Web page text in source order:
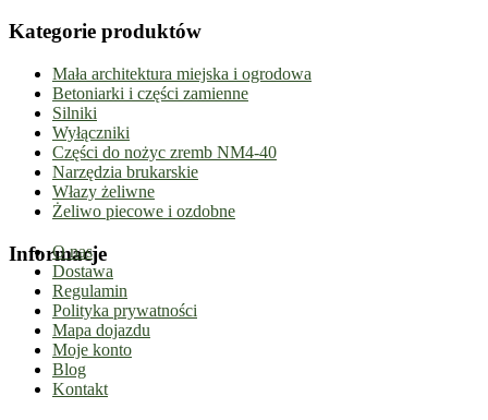
Kategorie produktów
Mała architektura miejska i ogrodowa
Betoniarki i części zamienne
Silniki
Wyłączniki
Części do nożyc zremb NM4-40
Narzędzia brukarskie
Włazy żeliwne
Żeliwo piecowe i ozdobne
Informacje
O nas
Dostawa
Regulamin
Polityka prywatności
Mapa dojazdu
Moje konto
Blog
Kontakt